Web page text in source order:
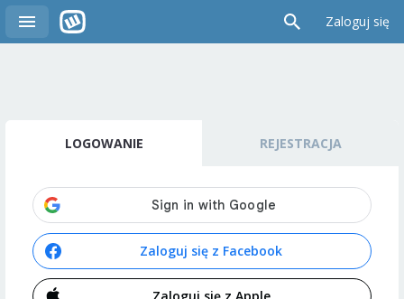
Zaloguj się
LOGOWANIE REJESTRACJA
Zaloguj się z Facebook